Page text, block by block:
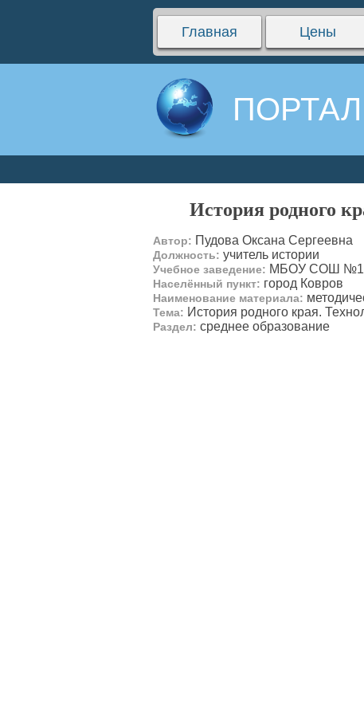
Главная Цены
История родного
Автор: Пудова Оксана Сергеевна
Должность: учитель истории
Учебное заведение: МБОУ СОШ
Населённый пункт: город Ковров
Наименование материала:
Тема: История родного края.
Раздел: среднее образование